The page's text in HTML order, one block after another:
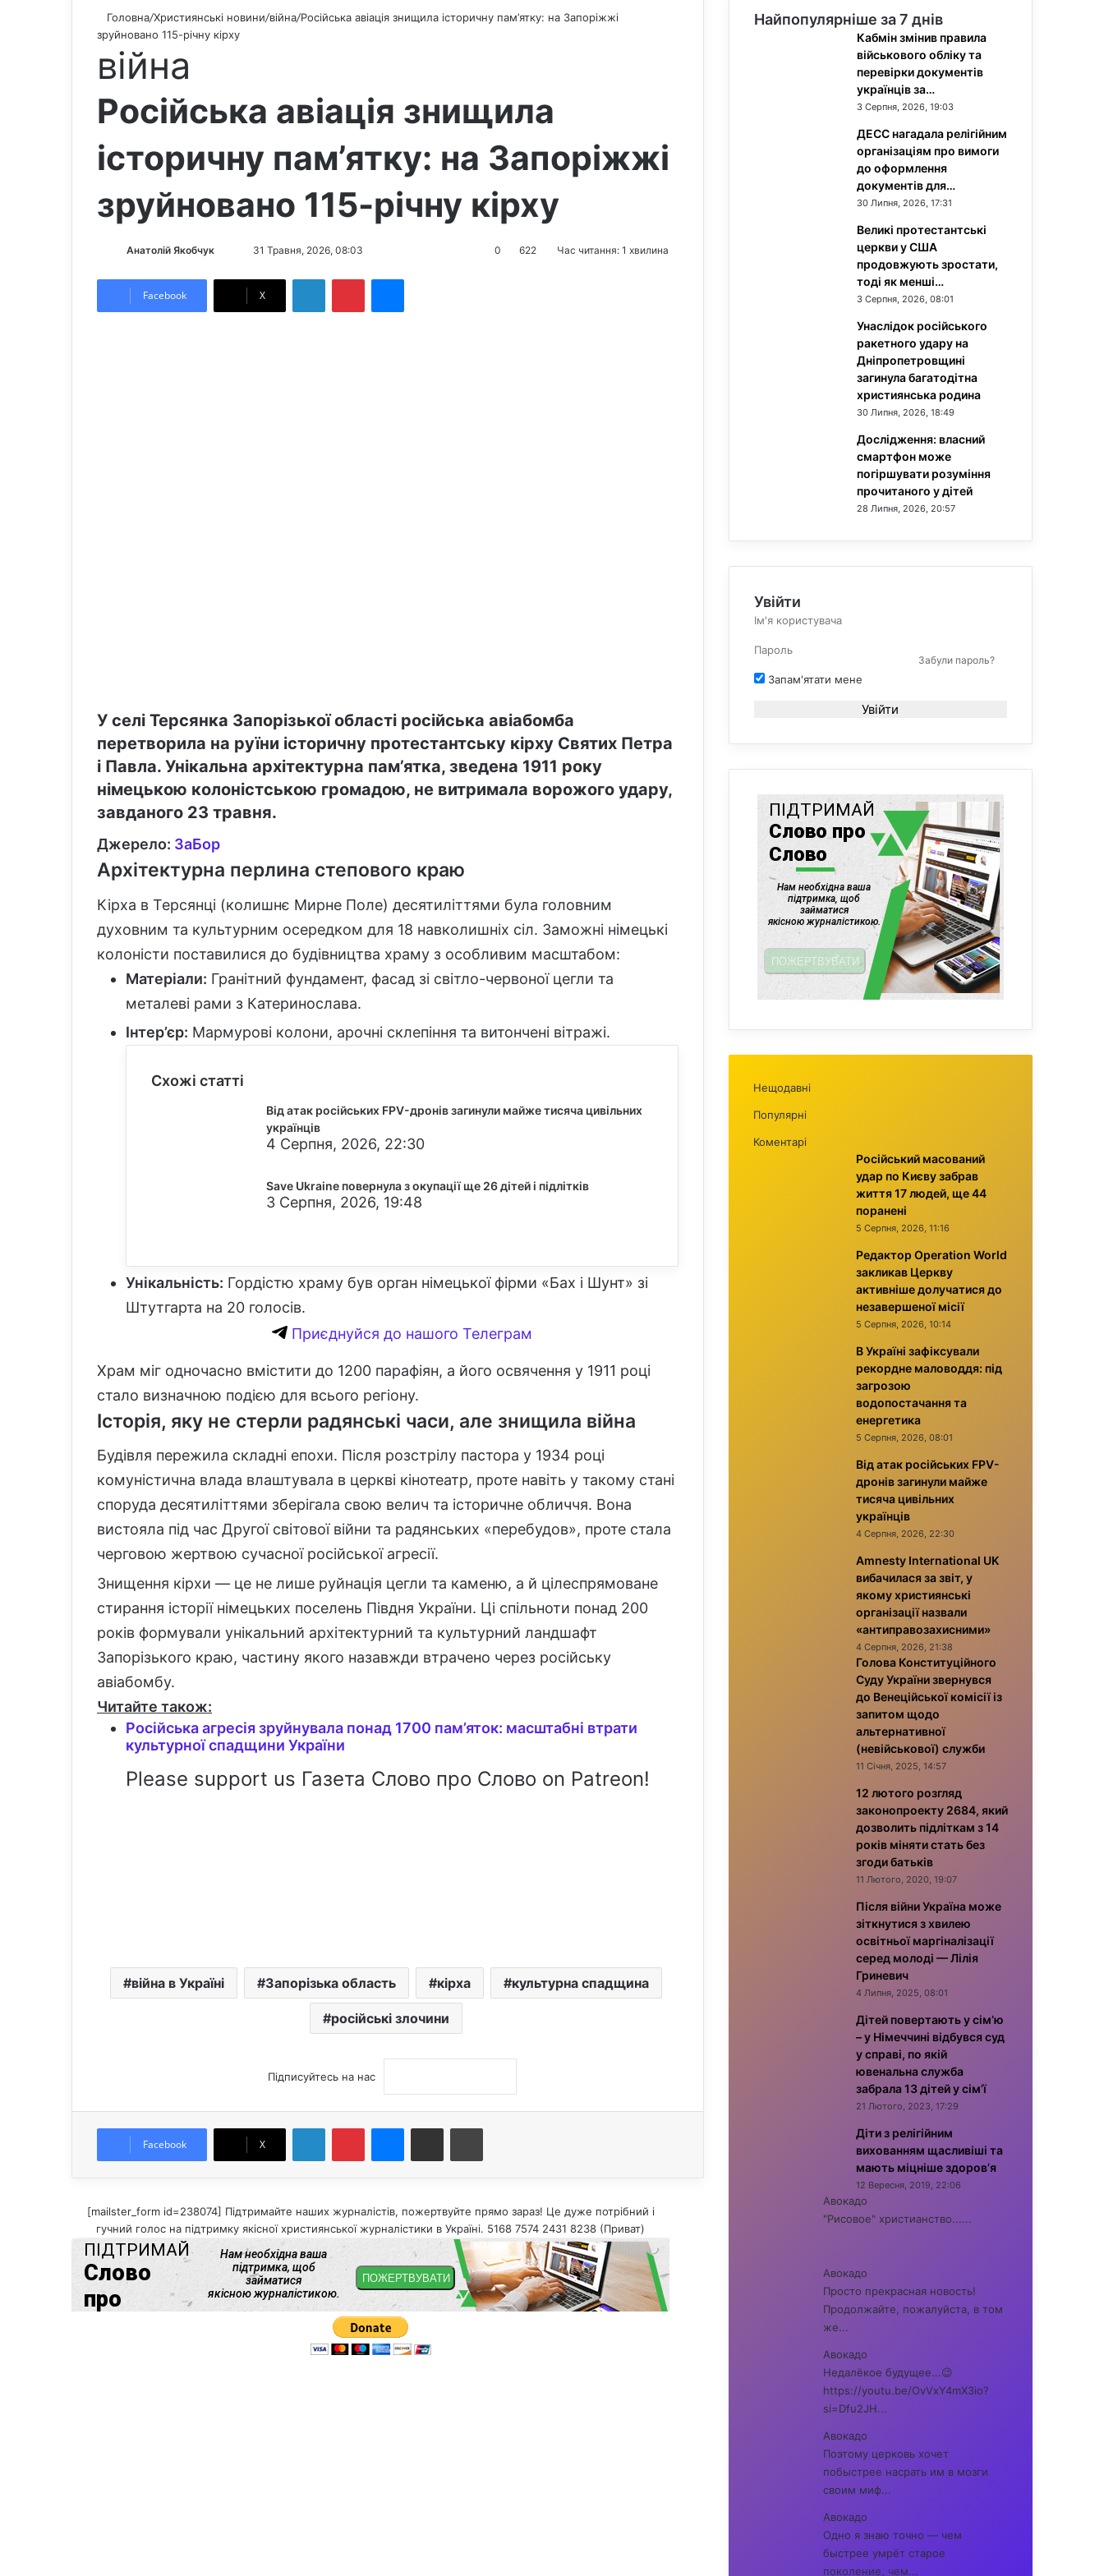
Головна/Християнські новини/війна/Російська авіація знищила історичну пам’ятку: на Запоріжжі
зруйновано 115-річну кірху
війна
Російська авіація знищила
історичну пам’ятку: на Запоріжжі
зруйновано 115-річну кірху
Анатолій Якобчук
l d
31 Травня, 2026, 08:03 0 622 Час читання: 1 хвилина
Facebook X
У селі Терсянка Запорізької області російська авіабомба
перетворила на руїни історичну протестантську кірху Святих Петра
і Павла. Унікальна архітектурна пам’ятка, зведена 1911 року
німецькою колоністською громадою, не витримала ворожого удару,
завданого 23 травня.
Джерело: ЗаБор
Архітектурна перлина степового краю
Кірха в Терсянці (колишнє Мирне Поле) десятиліттями була головним
духовним та культурним осередком для 18 навколишніх сіл. Заможні німецькі
колоністи поставилися до будівництва храму з особливим масштабом:
Матеріали: Гранітний фундамент, фасад зі світло-червоної цегли та
металеві рами з Катеринослава.
Інтер’єр: Мармурові колони, арочні склепіння та витончені вітражі.
Схожі статті
Від атак російських FPV-дронів загинули майже тисяча цивільних
українців
4 Серпня, 2026, 22:30
Save Ukraine повернула з окупації ще 26 дітей і підлітків
3 Серпня, 2026, 19:48
Унікальність: Гордістю храму був орган німецької фірми «Бах і Шунт» зі
Штутгарта на 20 голосів.
Приєднуйся до нашого Телеграм
Храм міг одночасно вмістити до 1200 парафіян, а його освячення у 1911 році
стало визначною подією для всього регіону.
Історія, яку не стерли радянські часи, але знищила війна
Будівля пережила складні епохи. Після розстрілу пастора у 1934 році
комуністична влада влаштувала в церкві кінотеатр, проте навіть у такому стані
споруда десятиліттями зберігала свою велич та історичне обличчя. Вона
вистояла під час Другої світової війни та радянських «перебудов», проте стала
черговою жертвою сучасної російської агресії.
Знищення кірхи — це не лише руйнація цегли та каменю, а й цілеспрямоване
стирання історії німецьких поселень Півдня України. Ці спільноти понад 200
років формували унікальний архітектурний та культурний ландшафт
Запорізького краю, частину якого назавжди втрачено через російську
авіабомбу.
Читайте також:
Російська агресія зруйнувала понад 1700 пам’яток: масштабні втрати
культурної спадщини України
Please support us Газета Слово про Слово on Patreon!
війна в Україні Запорізька область кірха культурна спадщина
російські злочини
Підписуйтесь на нас
Facebook X
Поділитися електронною поштою
[mailster_form id=238074] Підтримайте наших журналістів, пожертвуйте прямо зараз! Це дуже потрібний і
гучний голос на підтримку якісної християнської журналістики в Україні. 5168 7574 2431 8238 (Приват)
Найпопулярніше за 7 днів
Кабмін змінив правила
військового обліку та
перевірки документів
українців за…
3 Серпня, 2026, 19:03
ДЕСС нагадала релігійним
організаціям про вимоги
до оформлення
документів для…
30 Липня, 2026, 17:31
Великі протестантські
церкви у США
продовжують зростати,
тоді як менші…
3 Серпня, 2026, 08:01
Унаслідок російського
ракетного удару на
Дніпропетровщині
загинула багатодітна
християнська родина
30 Липня, 2026, 18:49
Дослідження: власний
смартфон може
погіршувати розуміння
прочитаного у дітей
28 Липня, 2026, 20:57
Увійти
Забули пароль?
Запам'ятати мене
Увійти
Нещодавні
Популярні
Коментарі
Російський масований
удар по Києву забрав
життя 17 людей, ще 44
поранені
5 Серпня, 2026, 11:16
Редактор Operation World
закликав Церкву
активніше долучатися до
незавершеної місії
5 Серпня, 2026, 10:14
В Україні зафіксували
рекордне маловоддя: під
загрозою
водопостачання та
енергетика
5 Серпня, 2026, 08:01
Від атак російських FPV-
дронів загинули майже
тисяча цивільних
українців
4 Серпня, 2026, 22:30
Amnesty International UK
вибачилася за звіт, у
якому християнські
організації назвали
«антиправозахисними»
4 Серпня, 2026, 21:38
Голова Конституційного
Суду України звернувся
до Венеційської комісії із
запитом щодо
альтернативної
(невійськової) служби
11 Січня, 2025, 14:57
12 лютого розгляд
законопроекту 2684, який
дозволить підліткам з 14
років міняти стать без
згоди батьків
11 Лютого, 2020, 19:07
Після війни Україна може
зіткнутися з хвилею
освітньої маргіналізації
серед молоді — Лілія
Гриневич
4 Липня, 2025, 08:01
Дітей повертають у сім’ю
– у Німеччині відбувся суд
у справі, по якій
ювенальна служба
забрала 13 дітей у сім’ї
21 Лютого, 2023, 17:29
Діти з релігійним
вихованням щасливіші та
мають міцніше здоров’я
12 Вересня, 2019, 22:06
Авокадо
"Рисовое" христианство......
Авокадо
Просто прекрасная новость!
Продолжайте, пожалуйста, в том
же...
Авокадо
Недалёкое будущее...😉
https://youtu.be/OvVxY4mX3io?
si=Dfu2JH...
Авокадо
Поэтому церковь хочет
побыстрее насрать им в мозги
своим миф...
Авокадо
Одно я знаю точно — чем
быстрее умрёт старое
поколение, чем...